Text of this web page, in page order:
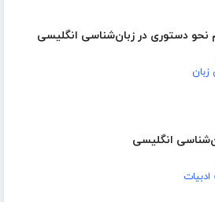
نحو دستوری در زبان‌شناسی انگلیسی
انگلیسی